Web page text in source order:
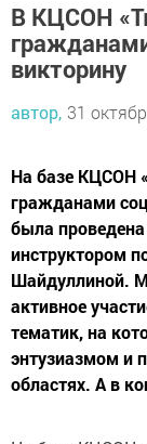
В КЦСОН
викторину
автор, 31
На базе КЦСОН
гражданами
была
инструктором
Шайдуллиной.
активное
тематик, на
энтузиазмом и
областях. А в